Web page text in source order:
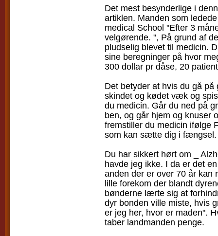
Det mest besynderlige i
artiklen. Manden som
medical School "Efter 3
velgørende. ", På grund af
pludselig blevet til medicin.
sine beregninger på hvor
300 dollar pr dåse, 20
Det betyder at hvis du gå
skindet og kødet væk og
du medicin. Går du ned på
ben, og går hjem og knuser
fremstiller du medicin ifølge
som kan sætte dig i fængsel.
Du har sikkert hørt om _
havde jeg ikke. I da er det
anden der er over 70 år kan
lille forekom der blandt
bønderne lærte sig at
dyr bonden ville miste, hvis
er jeg her, hvor er maden".
taber landmanden penge.